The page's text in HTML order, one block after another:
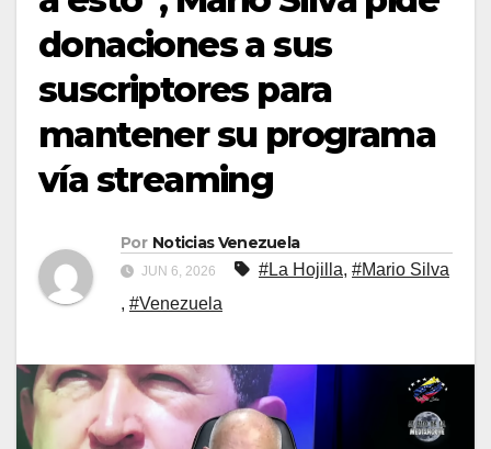
donaciones a sus
suscriptores para
mantener su programa
vía streaming
Por Noticias Venezuela
JUN 6, 2026 #La Hojilla, #Mario Silva
, #Venezuela